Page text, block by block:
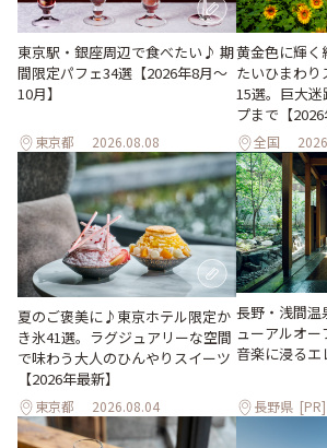
東京駅・銀座周辺で食べたい♪ 期
間限定パフェ34選【2026年8月～
10月】
東京都 2026.08.08
黄金色に輝く
たいひまわり
15選。巨大
プまで【2026
全国
夏のご褒美に♪東京ホテル限定か
き氷41選。ラグジュアリーな空間
で味わう大人のひんやりスイーツ
【2026年最新】
東京都 2026.08.04
長野・浅間温
ューアルオ
音楽に浸る
長野県 [PR]